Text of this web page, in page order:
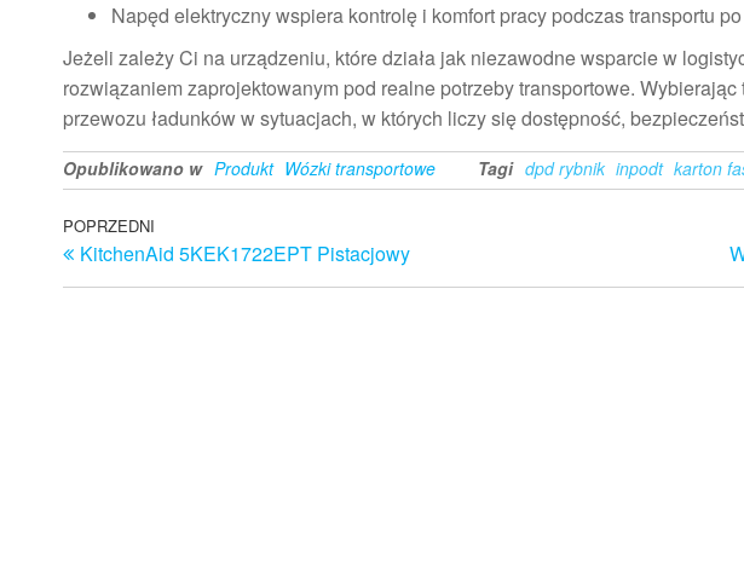
Napęd elektryczny wspiera kontrolę i komfort pracy podczas transportu
Jeżeli zależy Ci na urządzeniu, które działa jak niezawodne wsparcie w
rozwiązaniem zaprojektowanym pod realne potrzeby transportowe.
przewozu ładunków w sytuacjach, w których liczy się dostępność,
Opublikowano w Produkt Wózki transportowe Tagi dpd rybnik inpodt karton
Nawigacja
wpisu
Poprzedni
wpis
POPRZEDNI
KitchenAid 5KEK1722EPT Pistacjowy